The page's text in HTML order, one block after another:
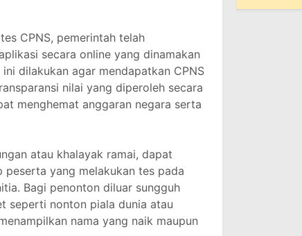
CPNS, pemerintah telah
secara online yang dinamakan
dilakukan agar mendapatkan CPNS
nilai yang diperoleh secara
menghemat anggaran negara serta
atau khalayak ramai, dapat
peserta yang melakukan tes pada
Bagi penonton diluar sungguh
seperti nonton piala dunia atau
nama yang naik maupun